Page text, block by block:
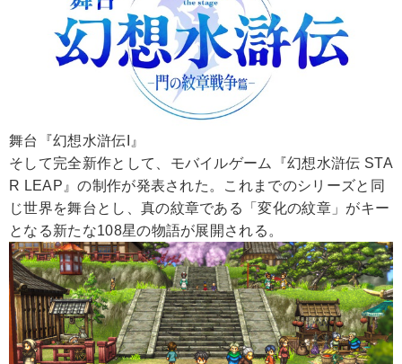
舞台『幻想水滸伝I』
そして完全新作として、モバイルゲーム『幻想水滸伝 STA
R LEAP』の制作が発表された。これまでのシリーズと同
じ世界を舞台とし、真の紋章である「変化の紋章」がキー
となる新たな108星の物語が展開される。